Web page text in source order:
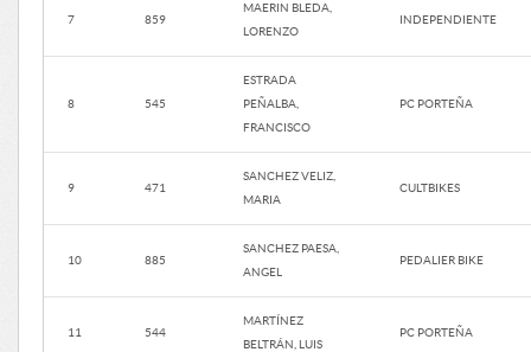
7 859
MAERIN BLEDA,
LORENZO
INDEPENDIENTE
8 545
ESTRADA
PEÑALBA,
FRANCISCO
PC PORTEÑA
9 471
SANCHEZ VELIZ,
MARIA
CULTBIKES
10 885
SANCHEZ PAESA,
ANGEL
PEDALIER BIKE
11 544
MARTÍNEZ
BELTRÁN, LUIS
PC PORTEÑA